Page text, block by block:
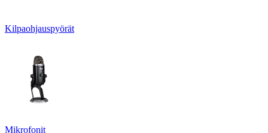
Kilpaohjauspyörät
Mikrofonit